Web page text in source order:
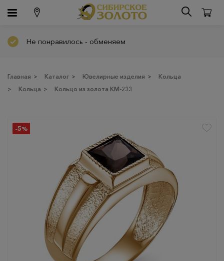
Не понравилось - обменяем
Главная > Каталог > Ювелирные изделия >
Кольца
>
Кольца > Кольцо из золота КМ-233
-5%